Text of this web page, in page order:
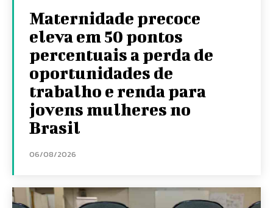
Maternidade precoce
eleva em 50 pontos
percentuais a perda de
oportunidades de
trabalho e renda para
jovens mulheres no
Brasil
06/08/2026